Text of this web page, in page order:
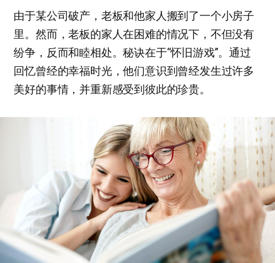
由于某公司破产，老板和他家人搬到了一个小房子
里。然而，老板的家人在困难的情况下，不但没有
纷争，反而和睦相处。秘诀在于“怀旧游戏”。通过
回忆曾经的幸福时光，他们意识到曾经发生过许多
美好的事情，并重新感受到彼此的珍贵。